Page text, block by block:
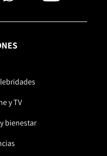
y TV
bienestar